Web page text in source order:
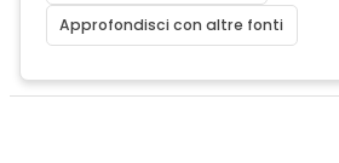
Approfondisci con altre fonti